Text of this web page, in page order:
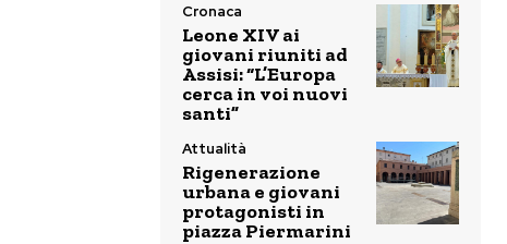
Cronaca
Leone XIV ai
giovani riuniti ad
Assisi: “L’Europa
cerca in voi nuovi
santi”
Attualità
Rigenerazione
urbana e giovani
protagonisti in
piazza Piermarini